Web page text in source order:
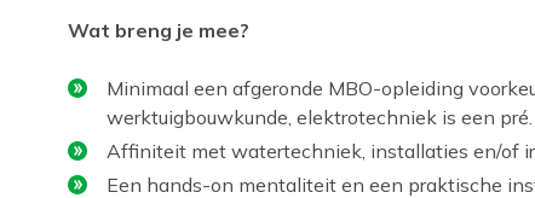
Wat breng je mee?
Minimaal een afgeronde MBO-opleiding
werktuigbouwkunde, elektrotechniek is een pré.
Affiniteit met watertechniek, installaties en/of
Een hands-on mentaliteit en een praktische